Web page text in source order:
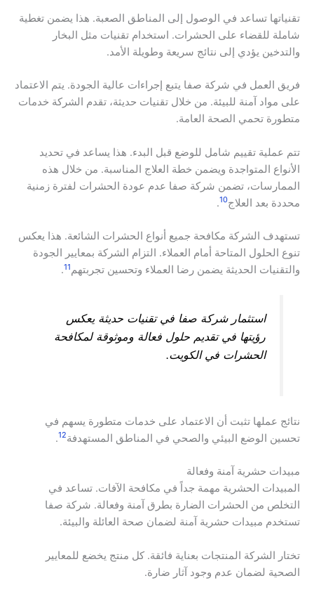
تقنياتها تساعد في الوصول إلى المناطق الصعبة. هذا يضمن تغطية
شاملة للقضاء على الحشرات. استخدام تقنيات مثل البخار
والتدخين يؤدي إلى نتائج سريعة وطويلة الأمد.
فريق العمل في شركة صفا يتبع إجراءات عالية الجودة. يتم الاعتماد
على مواد آمنة للبيئة. من خلال تقنيات حديثة، تقدم الشركة خدمات
متطورة تحمي الصحة العامة.
تتم عملية تقييم شامل للوضع قبل البدء. هذا يساعد في تحديد
الأنواع المتواجدة ويضمن خطة العلاج المناسبة. من خلال هذه
الممارسات، تضمن شركة صفا عدم عودة الحشرات لفترة زمنية
محددة بعد العلاج10
.
تستهدف الشركة مكافحة جميع أنواع الحشرات الشائعة. هذا يعكس
تنوع الحلول المتاحة أمام العملاء. التزام الشركة بمعايير الجودة
والتقنيات الحديثة يضمن رضا العملاء وتحسين تجربتهم11
.
استثمار شركة صفا في تقنيات حديثة يعكس
رؤيتها في تقديم حلول فعالة وموثوقة لمكافحة
الحشرات في الكويت.
نتائج عملها تثبت أن الاعتماد على خدمات متطورة يسهم في
تحسين الوضع البيئي والصحي في المناطق المستهدفة12
.
مبيدات حشرية آمنة وفعالة
المبيدات الحشرية مهمة جداً في مكافحة الآفات. تساعد في
التخلص من الحشرات الضارة بطرق آمنة وفعالة. شركة صفا
تستخدم مبيدات حشرية آمنة لضمان صحة العائلة والبيئة.
تختار الشركة المنتجات بعناية فائقة. كل منتج يخضع للمعايير
الصحية لضمان عدم وجود آثار ضارة.